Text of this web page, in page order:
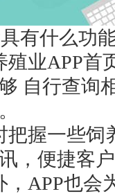
有什么功
殖业APP首
自行查询
握一些饲
，便捷客
APP也会